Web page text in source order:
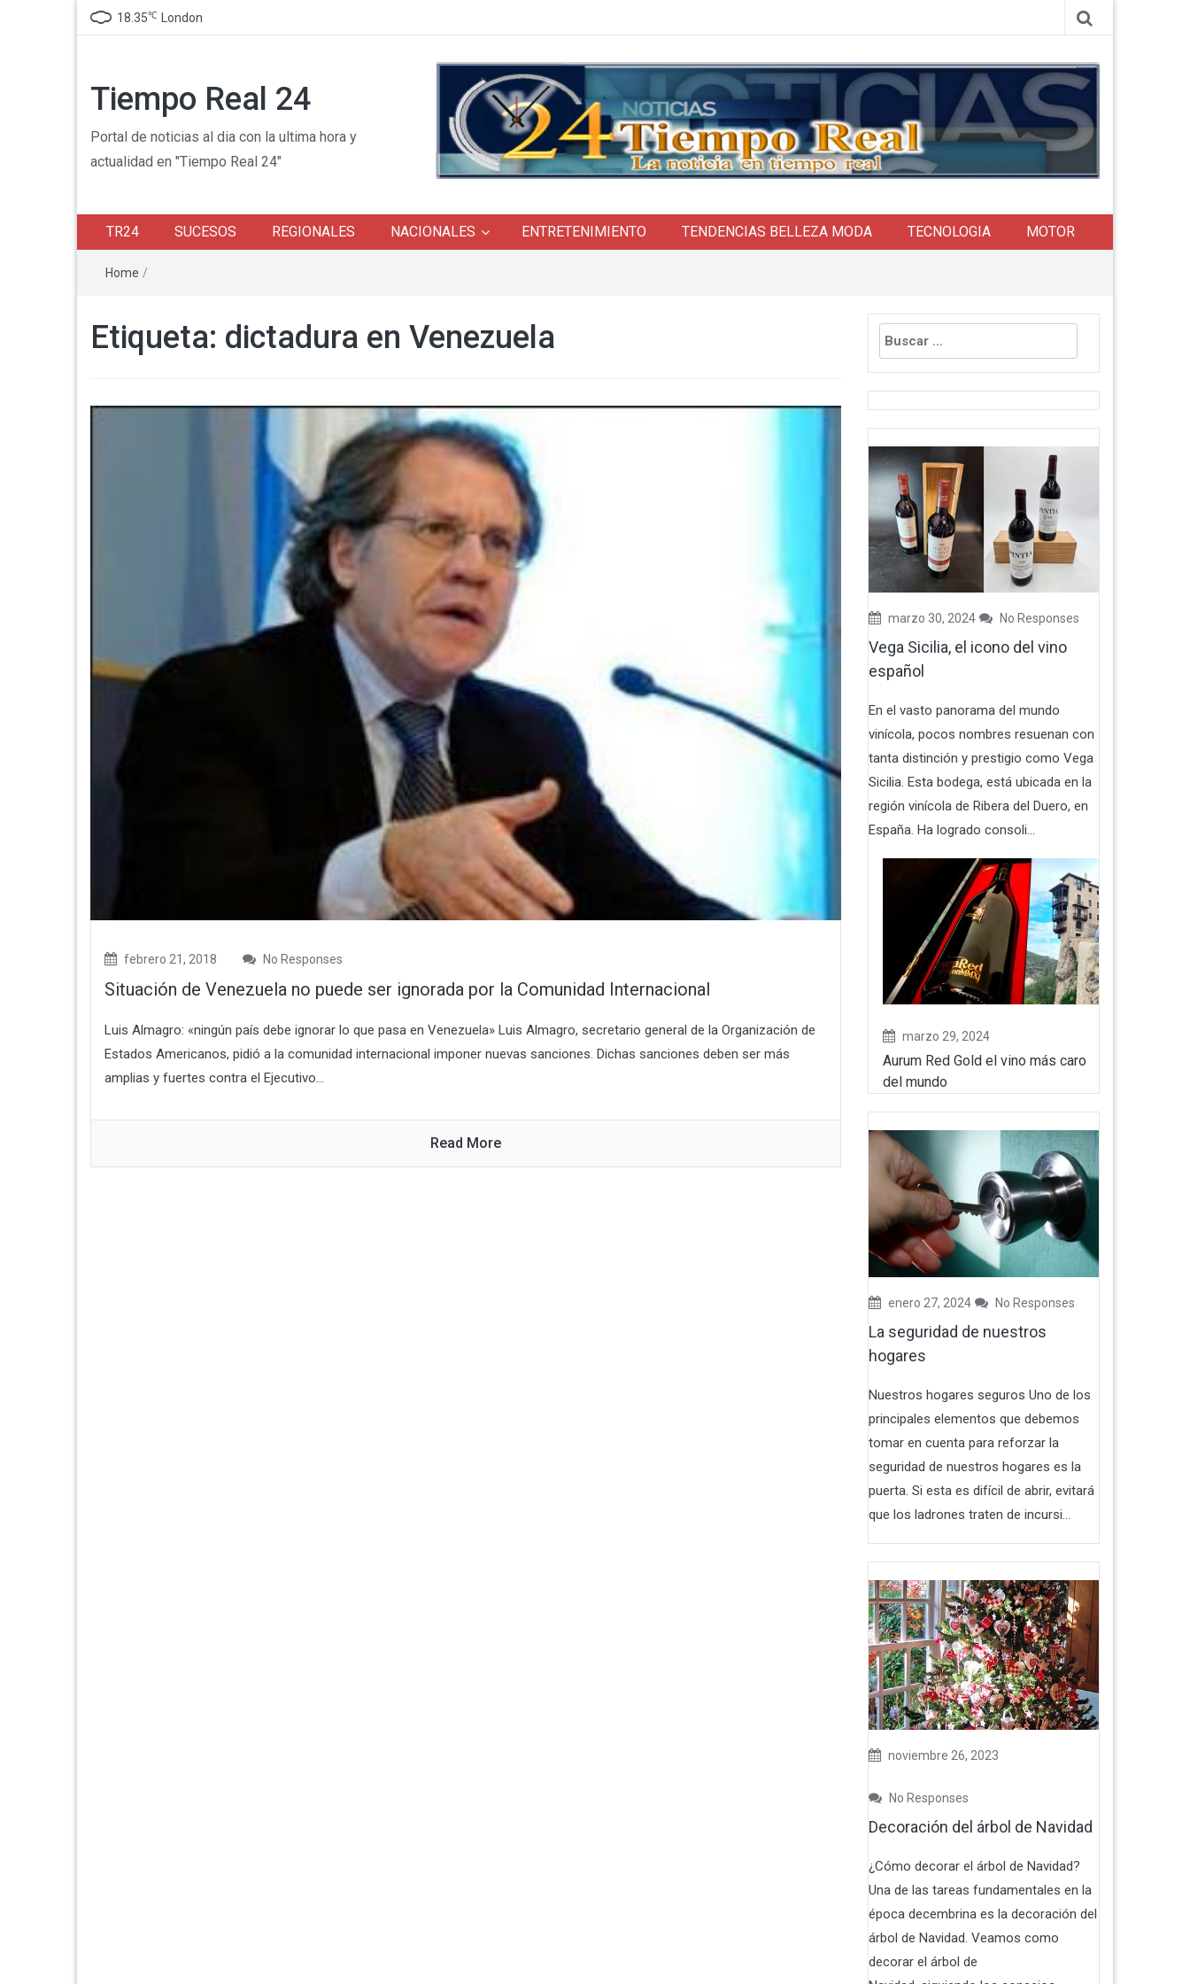
18.35℃ London
Tiempo Real 24
Portal de noticias al dia con la ultima hora y
actualidad en "Tiempo Real 24"
TR24 SUCESOS REGIONALES NACIONALES ENTRETENIMIENTO TENDENCIAS BELLEZA MODA TECNOLOGIA MOTOR
Home /
Etiqueta: dictadura en Venezuela
febrero 21, 2018 No Responses
Situación de Venezuela no puede ser ignorada por la Comunidad Internacional
Luis Almagro: «ningún país debe ignorar lo que pasa en Venezuela» Luis Almagro, secretario general de la Organización de
Estados Americanos, pidió a la comunidad internacional imponer nuevas sanciones. Dichas sanciones deben ser más
amplias y fuertes contra el Ejecutivo...
Read More
Buscar:
marzo 30, 2024 No Responses
Vega Sicilia, el icono del vino
español
En el vasto panorama del mundo
vinícola, pocos nombres resuenan con
tanta distinción y prestigio como Vega
Sicilia. Esta bodega, está ubicada en la
región vinícola de Ribera del Duero, en
España. Ha logrado consoli...
marzo 29, 2024
Aurum Red Gold el vino más caro
del mundo
enero 27, 2024 No Responses
La seguridad de nuestros
hogares
Nuestros hogares seguros Uno de los
principales elementos que debemos
tomar en cuenta para reforzar la
seguridad de nuestros hogares es la
puerta. Si esta es difícil de abrir, evitará
que los ladrones traten de incursi...
noviembre 26, 2023
No Responses
Decoración del árbol de Navidad
¿Cómo decorar el árbol de Navidad?
Una de las tareas fundamentales en la
época decembrina es la decoración del
árbol de Navidad. Veamos como
decorar el árbol de